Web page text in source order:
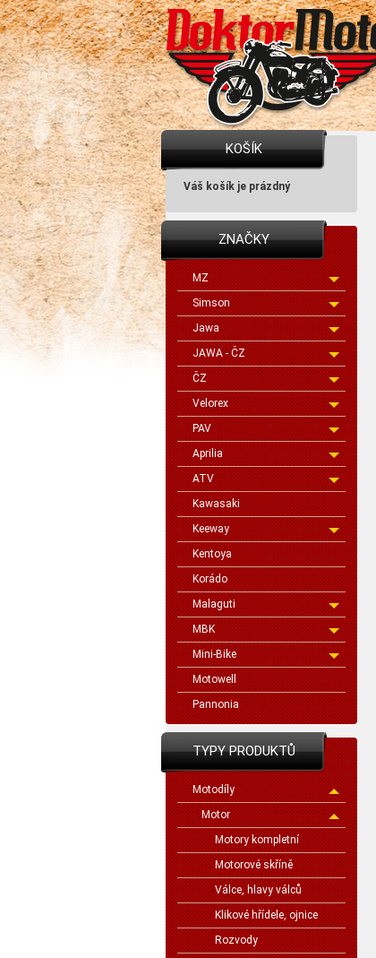
KOŠÍK
Váš košík je prázdný
ZNAČKY
MZ
Simson
Jawa
JAWA - ČZ
ČZ
Velorex
PAV
Aprilia
ATV
Kawasaki
Keeway
Kentoya
Korádo
Malaguti
MBK
Mini-Bike
Motowell
Pannonia
TYPY PRODUKTŮ
Motodíly
Motor
Motory kompletní
Motorové skříně
Válce, hlavy válců
Klikové hřídele, ojnice
Rozvody